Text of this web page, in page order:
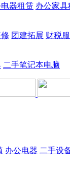
器租赁 办公家具
团建拓展 财税
二手笔记本电脑
办公电器 二手设